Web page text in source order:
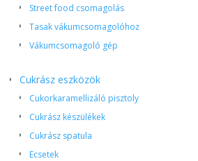
Street food csomagolás
Tasak vákumcsomagolóhoz
Vákumcsomagoló gép
Cukrász eszközök
Cukorkaramellizáló pisztoly
Cukrász készülékek
Cukrász spatula
Ecsetek